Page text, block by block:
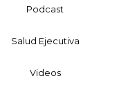
Podcast
Salud Ejecutiva
Videos